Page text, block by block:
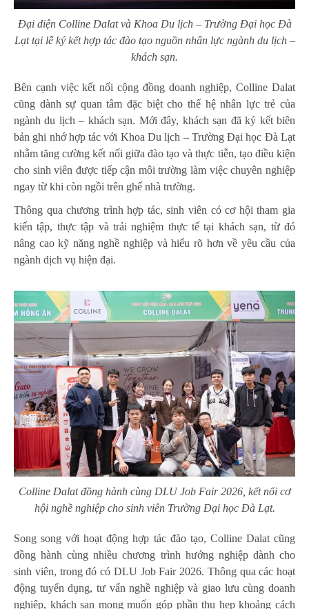
Đại diện Colline Dalat và Khoa Du lịch – Trường Đại học Đà
Lạt tại lễ ký kết hợp tác đào tạo nguồn nhân lực ngành du lịch –
khách sạn.
Bên cạnh việc kết nối cộng đồng doanh nghiệp, Colline Dalat
cũng dành sự quan tâm đặc biệt cho thế hệ nhân lực trẻ của
ngành du lịch – khách sạn. Mới đây, khách sạn đã ký kết biên
bản ghi nhớ hợp tác với Khoa Du lịch – Trường Đại học Đà Lạt
nhằm tăng cường kết nối giữa đào tạo và thực tiễn, tạo điều kiện
cho sinh viên được tiếp cận môi trường làm việc chuyên nghiệp
ngay từ khi còn ngồi trên ghế nhà trường.
Thông qua chương trình hợp tác, sinh viên có cơ hội tham gia
kiến tập, thực tập và trải nghiệm thực tế tại khách sạn, từ đó
nâng cao kỹ năng nghề nghiệp và hiểu rõ hơn về yêu cầu của
ngành dịch vụ hiện đại.
Colline Dalat đồng hành cùng DLU Job Fair 2026, kết nối cơ
hội nghề nghiệp cho sinh viên Trường Đại học Đà Lạt.
Song song với hoạt động hợp tác đào tạo, Colline Dalat cũng
đồng hành cùng nhiều chương trình hướng nghiệp dành cho
sinh viên, trong đó có DLU Job Fair 2026. Thông qua các hoạt
động tuyển dụng, tư vấn nghề nghiệp và giao lưu cùng doanh
nghiệp, khách sạn mong muốn góp phần thu hẹp khoảng cách